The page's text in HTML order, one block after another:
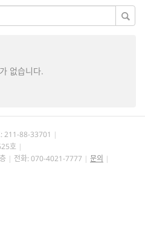
없습니다.
211-88-33701
호
전화: 070-4021-7777
문의